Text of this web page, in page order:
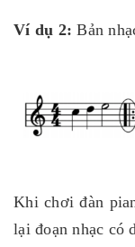
Ví dụ 2: Bản
Khi chơi đàn
lại đoạn nhạc có